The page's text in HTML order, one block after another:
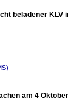
beladener
am 4